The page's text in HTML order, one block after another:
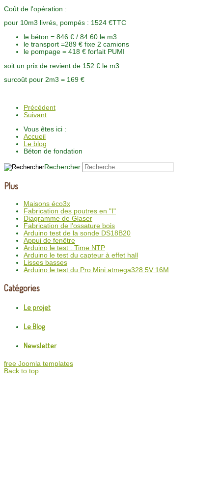
Coût de l'opération :
pour 10m3 livrés, pompés : 1524 €TTC
le béton = 846 € / 84.60 le m3
le transport =289 € fixe 2 camions
le pompage = 418 € forfait PUMI
soit un prix de revient de 152 € le m3
surcoût pour 2m3 = 169 €
Précédent
Suivant
Vous êtes ici :
Accueil
Le blog
Béton de fondation
Rechercher
Plus
Maisons éco3x
Fabrication des poutres en "I"
Diagramme de Glaser
Fabrication de l'ossature bois
Arduino test de la sonde DS18B20
Appui de fenêtre
Arduino le test : Time NTP
Arduino le test du capteur à effet hall
Lisses basses
Arduino le test du Pro Mini atmega328 5V 16M
Catégories
Le projet
Le Blog
Newsletter
free Joomla templates
Back to top